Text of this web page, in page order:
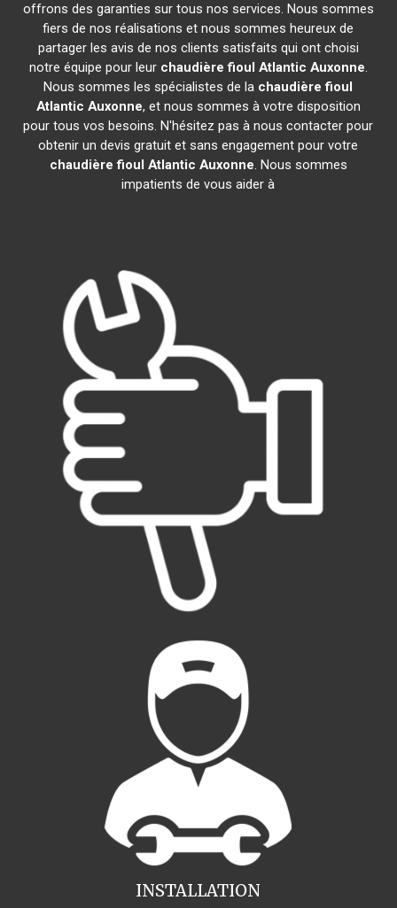
offrons des garanties sur tous nos services. Nous sommes
fiers de nos réalisations et nous sommes heureux de
partager les avis de nos clients satisfaits qui ont choisi
notre équipe pour leur chaudière fioul Atlantic Auxonne.
Nous sommes les spécialistes de la chaudière fioul
Atlantic Auxonne, et nous sommes à votre disposition
pour tous vos besoins. N'hésitez pas à nous contacter pour
obtenir un devis gratuit et sans engagement pour votre
chaudière fioul Atlantic Auxonne. Nous sommes
impatients de vous aider à
INSTALLATION